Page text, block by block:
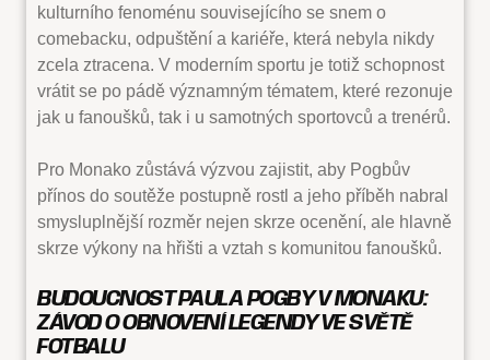
kulturního fenoménu souvisejícího se snem o
comebacku, odpuštění a kariéře, která nebyla nikdy
zcela ztracena. V moderním sportu je totiž schopnost
vrátit se po pádě významným tématem, které rezonuje
jak u fanoušků, tak i u samotných sportovců a trenérů.
Pro Monako zůstává výzvou zajistit, aby Pogbův
přínos do soutěže postupně rostl a jeho příběh nabral
smysluplnější rozměr nejen skrze ocenění, ale hlavně
skrze výkony na hřišti a vztah s komunitou fanoušků.
BUDOUCNOST PAULA POGBY V MONAKU:
ZÁVOD O OBNOVENÍ LEGENDY VE SVĚTĚ
FOTBALU